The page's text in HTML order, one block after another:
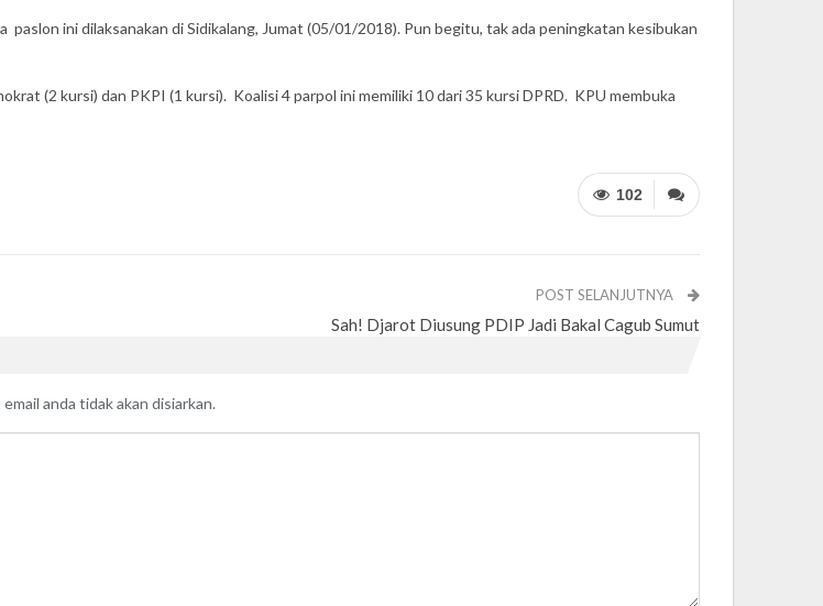
ini dilaksanakan di Sidikalang, Jumat (05/01/2018). Pun begitu, tak ada peningkatan kesibukan
(2 kursi) dan PKPI (1 kursi). Koalisi 4 parpol ini memiliki 10 dari 35 kursi DPRD. KPU membuka
102
POST SELANJUTNYA
Sah! Djarot Diusung PDIP Jadi Bakal Cagub Sumut
anda tidak akan disiarkan.